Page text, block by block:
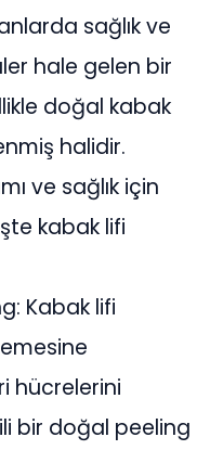
sağlık ve
hale gelen bir
doğal kabak
halidir.
ve sağlık için
kabak lifi
Kabak lifi
hücrelerini
bir doğal peeling